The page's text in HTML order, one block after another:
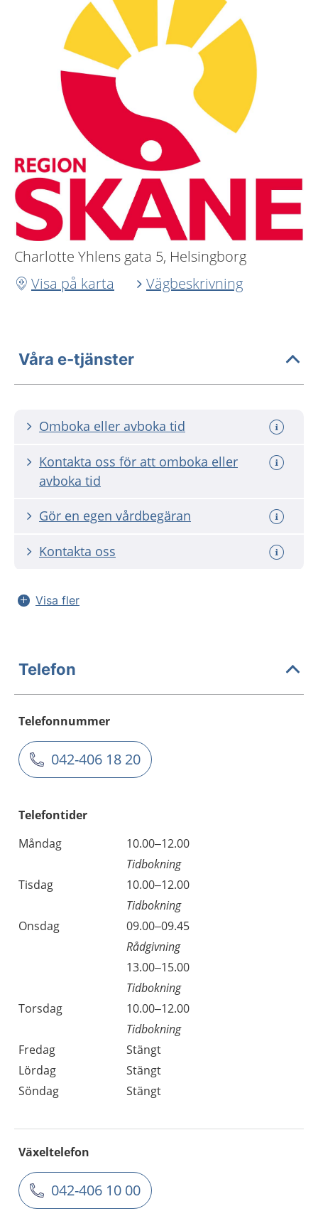
Charlotte Yhlens gata 5, Helsingborg
Visa på karta
Vägbeskrivning
Våra e-tjänster
Omboka eller avboka tid
Kontakta oss för att omboka eller
avboka tid
Gör en egen vårdbegäran
Kontakta oss
Visa fler
Telefon
Telefonnummer
042-406 18 20
Telefontider
Måndag
10.00–12.00
Tidbokning
Tisdag
10.00–12.00
Tidbokning
Onsdag
09.00–09.45
Rådgivning
13.00–15.00
Tidbokning
Torsdag
10.00–12.00
Tidbokning
Fredag
Stängt
Lördag
Stängt
Söndag
Stängt
Växeltelefon
042-406 10 00